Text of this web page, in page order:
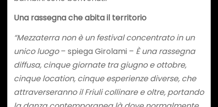
Una rassegna che abita il territorio
“Mezzaterra non è un festival concentrato in un
unico luogo– spiega Girolami – È una rassegna
diffusa, cinque giornate tra giugno e ottobre,
cinque location, cinque esperienze diverse, che
attraverseranno il Friuli collinare e oltre, portando